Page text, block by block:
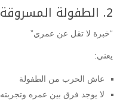
2. الطفولة المسروقة
“خبرة لا تقل عن عمري”
يعني:
عاش الحرب من الطفولة
لا يوجد فرق بين عمره وتجربته